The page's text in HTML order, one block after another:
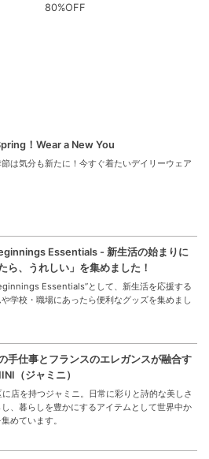
80%OFF
！Wear a New You
は気分も新たに！今すぐ着たいデイリーウェア
Essentials - 新生活の始まりに
ら、うれしい」を集めました！
Essentials”として、新生活を応援する
学校・職場にあったら便利なグッズを集めまし
手仕事とフランスのエレガンスが融合す
（ジャミニ）
店を持つジャミニ。日常に彩りと詩的な美しさ
、暮らしを豊かにするアイテムとして世界中か
めています。